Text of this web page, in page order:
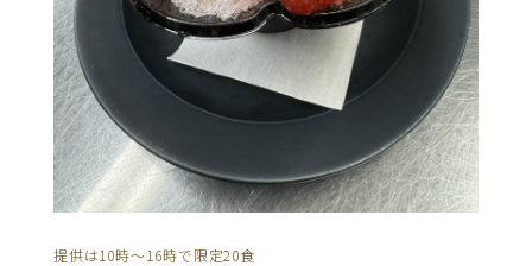
提供は10時〜16時で限定20食